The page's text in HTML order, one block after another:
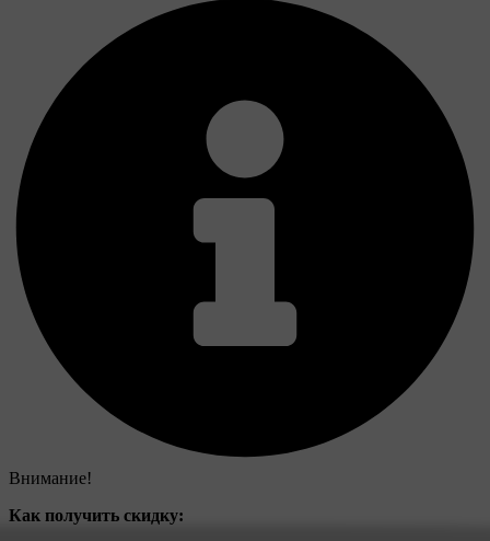
Внимание!
Как получить скидку: